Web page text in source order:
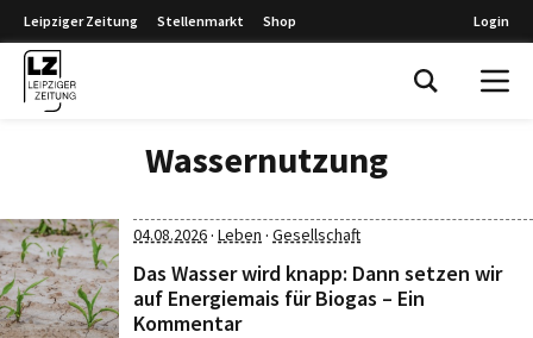
Leipziger Zeitung Stellenmarkt Shop Login
Wassernutzung
04.08.2026· Leben · Gesellschaft
Das Wasser wird knapp: Dann setzen wir
auf Energiemais für Biogas – Ein
Kommentar